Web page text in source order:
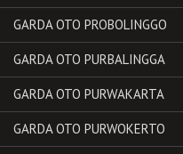
GARDA OTO PROBOLINGGO
GARDA OTO PURBALINGGA
GARDA OTO PURWAKARTA
GARDA OTO PURWOKERTO